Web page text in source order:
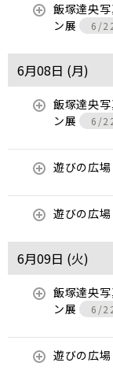
飯塚達央
ン展
6/
6月08日 (月)
飯塚達央
ン展
6/
遊びの広場
遊びの広
6月09日 (火)
飯塚達央
ン展
6/
遊びの広場